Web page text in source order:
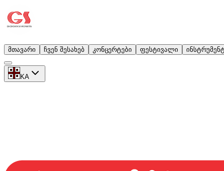
მთავარი ჩვენ შესახებ კონცერტები ფესტივალი
KA